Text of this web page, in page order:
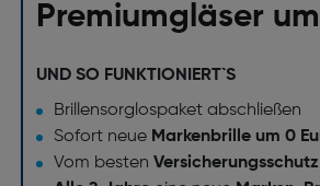
Premiumgläser
UND SO FUNKTIONIERT`S
Brillensorglospaket abschließen
Sofort neue Markenbrille um 0
Vom besten Versicherungsschutz